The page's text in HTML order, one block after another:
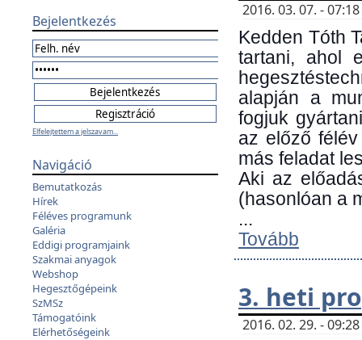
Bejelentkezés
Elfelejtettem a jelszavam...
Navigáció
Bemutatkozás
Hírek
Féléves programunk
Galéria
Eddigi programjaink
Szakmai anyagok
Webshop
Hegesztőgépeink
SzMSz
Támogatóink
Elérhetőségeink
2016. 03. 07. -
Kedden Tóth
tartani, ahol
alapján a
fogjuk
az előző
más feladat
Aki az
(hasonlóan a
...
Tovább
3. heti
2016. 02. 29. -